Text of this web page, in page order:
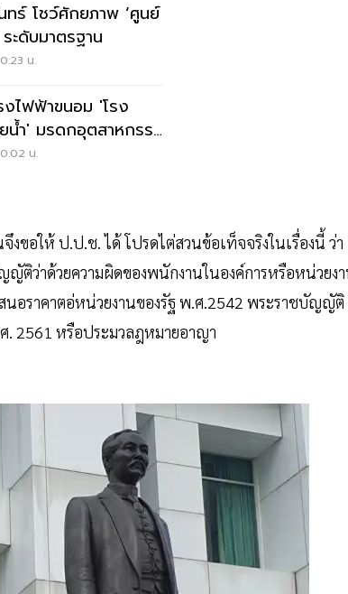
ทร์ โชว์ศักยภาพ ‘ศูนย์
ะดับมาตรฐาน
น.
งไฟฟ้าขนอม 'โรง
น้ำ' มรดกอุตสาหกรรม
ชนน.
ขอให้ ป.ป.ช. ได้ โปรดไต่สวนข้อเท็จจริงในเรื่องนี้ ว่า
ว่าด้วยความผิดของพนักงานในองค์การหรือหน่วยง
อราคาตอ่หน่วยงานของรัฐ พ.ศ.2542 พระราชบัญญัติ
. 2561 หรือประมวลฎหมายอาญา